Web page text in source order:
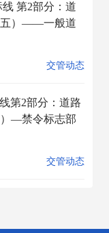
第2部分：道
五）——一般道
交管动态
第2部分：道路
）—禁令标志部
交管动态